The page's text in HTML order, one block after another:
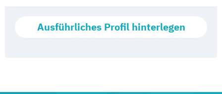
Ausführliches Profil hinterlegen